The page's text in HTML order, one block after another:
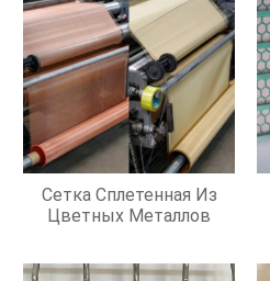
Сетка Сплетенная Из
Цветных Металлов